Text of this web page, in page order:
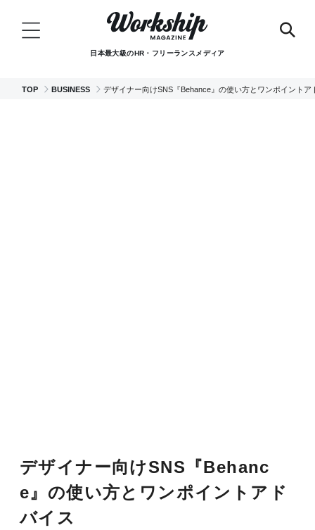
日本最大級のHR・フリーランスメディア
TOP BUSINESS デザイナー向けSNS『Behance』の使い方とワンポイントア
デザイナー向けSNS『Behanc
e』の使い方とワンポイントアド
バイス